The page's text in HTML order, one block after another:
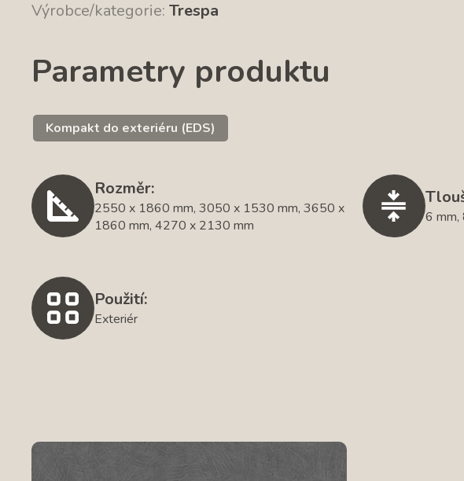
Výrobce/kategorie: Trespa
Parametry produktu
Kompakt do exteriéru (EDS)
Rozměr:
2550 x 1860 mm, 3050 x 1530 mm, 3650 x
1860 mm, 4270 x 2130 mm
6 mm,
Použití:
Exteriér